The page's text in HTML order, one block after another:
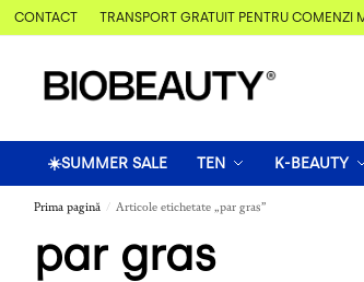
CONTACT TRANSPORT GRATUIT PENTRU COMENZI
☀️SUMMER SALE TEN K-BEAUTY
Prima pagină / Articole etichetate „par gras”
par gras